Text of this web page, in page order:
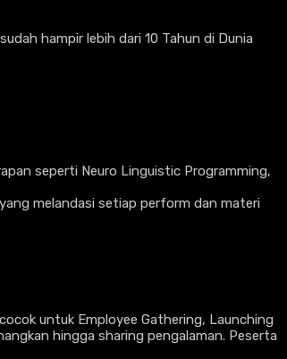
hampir lebih dari 10 Tahun di Dunia
seperti Neuro Linguistic Programming,
melandasi setiap perform dan materi
untuk Employee Gathering, Launching
hingga sharing pengalaman. Peserta